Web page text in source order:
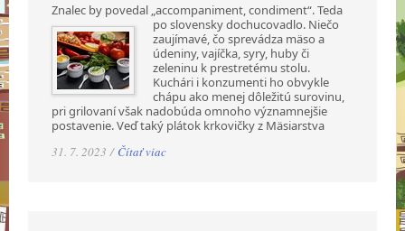
Znalec by povedal „accompaniment, condiment“. Teda
po slovensky dochucovadlo. Niečo
zaujímavé, čo sprevádza mäso a
údeniny, vajíčka, syry, huby či
zeleninu k prestretému stolu.
Kuchári i konzumenti ho obvykle
chápu ako menej dôležitú surovinu,
pri grilovaní však nadobúda omnoho významnejšie
postavenie. Veď taký plátok krkovičky z Mäsiarstva
31. 7. 2023 / Čítať viac